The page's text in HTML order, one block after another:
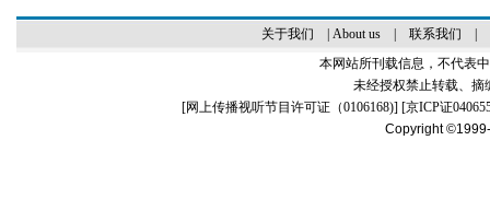
关于我们 About us| 联系我们
本网站所刊载信息，不代表
未经授权禁止转载、摘
[网上传播视听节目许可证（0106168)] [京ICP证
Copyright